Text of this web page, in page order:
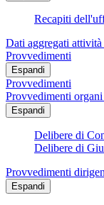
Recapiti
Dati aggregati
Provvedimenti
Espandi
Provvedimenti
Provvedimenti
Espandi
Delibere di
Delibere di
Provvedimenti
Espandi